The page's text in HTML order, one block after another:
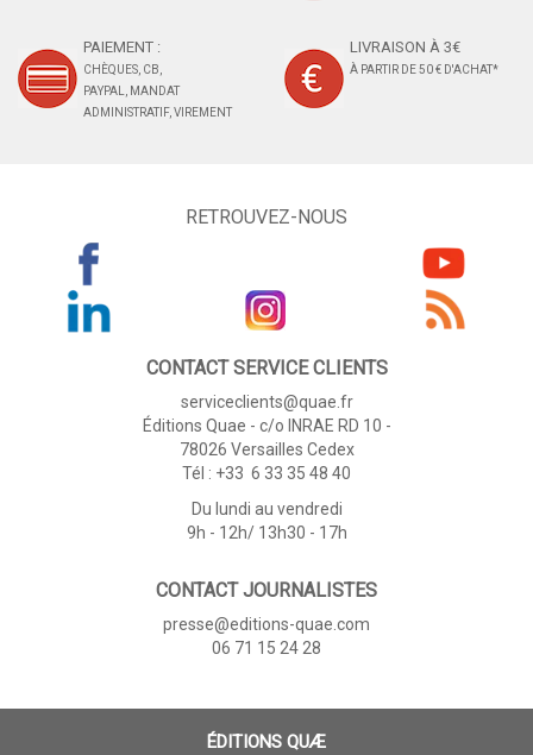
PAIEMENT :
CHÈQUES, CB,
PAYPAL, MANDAT
ADMINISTRATIF, VIREMENT
LIVRAISON À 3€
À PARTIR DE 50 € D'ACHAT*
RETROUVEZ-NOUS
CONTACT SERVICE CLIENTS
serviceclients@quae.fr
Éditions Quae - c/o INRAE RD 10 -
78026 Versailles Cedex
Tél : +33 6 33 35 48 40
Du lundi au vendredi
9h - 12h/ 13h30 - 17h
CONTACT JOURNALISTES
presse@editions-quae.com
06 71 15 24 28
ÉDITIONS QUÆ